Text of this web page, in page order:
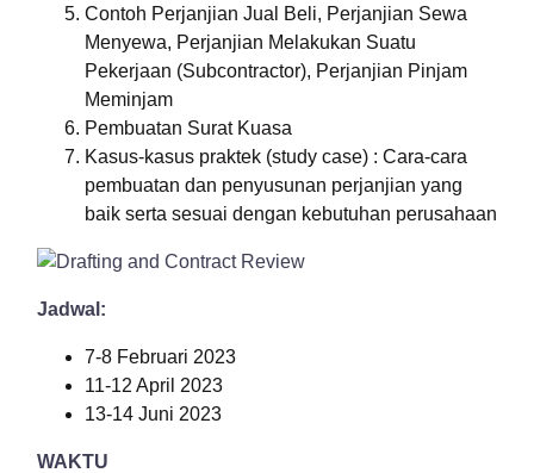
Contoh Perjanjian Jual Beli, Perjanjian Sewa
Menyewa, Perjanjian Melakukan Suatu
Pekerjaan (Subcontractor), Perjanjian Pinjam
Meminjam
Pembuatan Surat Kuasa
Kasus-kasus praktek (study case) : Cara-cara
pembuatan dan penyusunan perjanjian yang
baik serta sesuai dengan kebutuhan perusahaan
Jadwal:
7-8 Februari 2023
11-12 April 2023
13-14 Juni 2023
WAKTU